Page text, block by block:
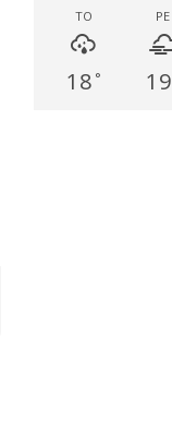
TO
18 °
PE
19